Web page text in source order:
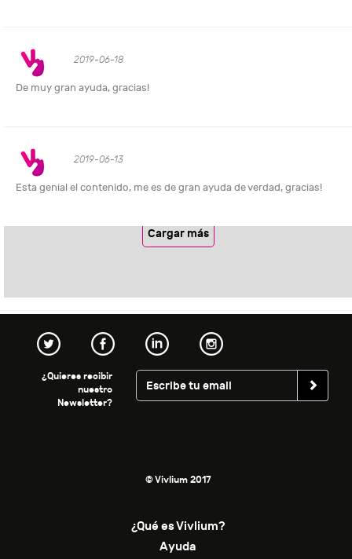
2019-06-18
De muy gran ayuda, gracias!
2019-06-13
Esta genial el contenido, me es de gran ayuda de verdad, gracias!
Cargar más
¿Quieres recibir
nuestro
Newsletter?
© Vivlium 2017
¿Qué es Vivlium?
Ayuda